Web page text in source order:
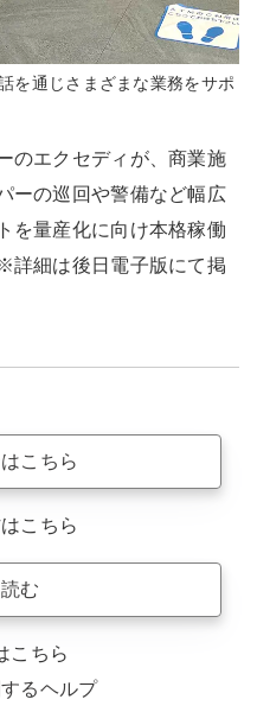
を通じさまざまな業務をサポ
のエクセディが、商業施
ーの巡回や警備など幅広
を量産化に向け本格稼働
細は後日電子版にて掲
こちら
こちら
む
こちら
るヘルプ